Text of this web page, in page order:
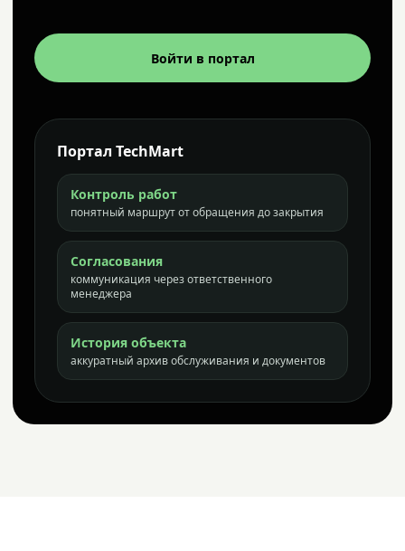
Войти в портал
Портал TechMart
Контроль работ
понятный маршрут от обращения до закрытия
Согласования
коммуникация через ответственного
менеджера
История объекта
аккуратный архив обслуживания и документов